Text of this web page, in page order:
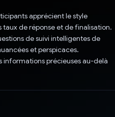
apprécient le style
de réponse et de finalisation.
de suivi intelligentes de
et perspicaces.
informations précieuses au-delà